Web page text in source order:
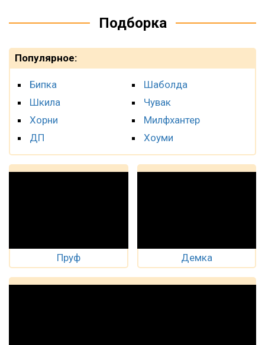
Подборка
Популярное:
Бипка
Шкила
Хорни
ДП
Шаболда
Чувак
Милфхантер
Хоуми
Пруф Демка